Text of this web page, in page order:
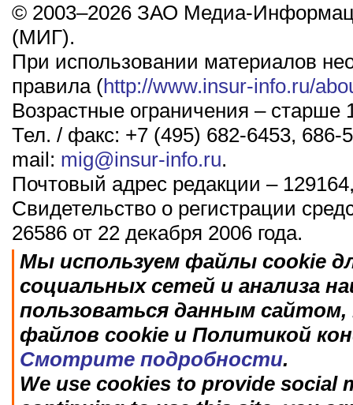
© 2003–2026 ЗАО Медиа-
(МИГ).
При использовании материалов
правила (http://www.insur-info.ru/
Возрастные ограничения – старше
Тел. / факс: +7 (495) 682-6453, 686-
mail: mig@insur-info.ru.
Почтовый адрес редакции –
Свидетельство о регистрации
26586 от 22 декабря 2006 года.
Мы используем файлы cookie
социальных сетей и анализа
пользоваться данным
файлов cookie и Политикой
Смотрите подробности.
We use cookies to provide social